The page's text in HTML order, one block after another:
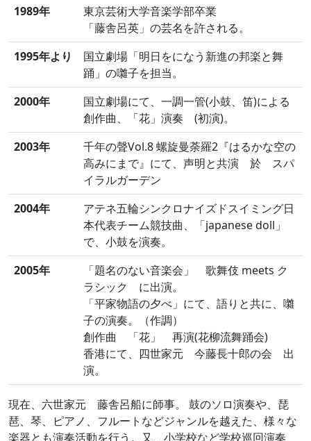
1989年
東京芸術大学音楽学部卒業
「藤舎呂英」の芸名を許される。
1995年より
国立劇場「明日をになう新進の邦楽と舞
踊」の囃子を担当。
2000年
国立劇場にて、一調一管(小鼓、笛)による
創作曲、「花」演奏 (初演)。
2003年
千年の聲Vol.8 螺旋曼荼羅2『はるかな空の
高みにまで』にて、声明と共演 於 スパ
イラルガーデン
2004年
アテネ五輪シンクロナイズドスイミング日
本代表チーム競技曲、「japanese doll」
で、小鼓を演奏。
2005年
「題名のない音楽会」 歌舞伎 meets ク
ラシック に出演。
「平家物語の夕べ」にて、語りと共に、囃
子の演奏。（作調）
創作曲 「花」 再演(花柳流舞踊会)
香港にて、四世家元 今藤長十郎の会 出
演。
現在、六世家元 藤舎呂船に師事。 鼓のソロ演奏や、琵
琶、琴、ピアノ、フルートなどジャンルを越えた、様々な
楽器とも演奏活動を行う。又、小学校など学校巡回演奏